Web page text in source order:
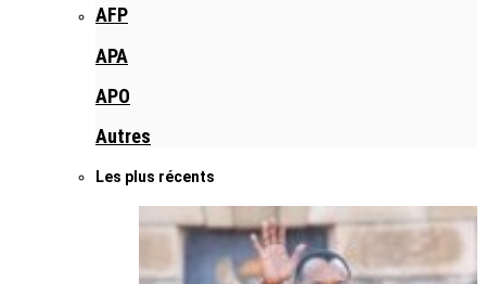
AFP
APA
APO
Autres
Les plus récents